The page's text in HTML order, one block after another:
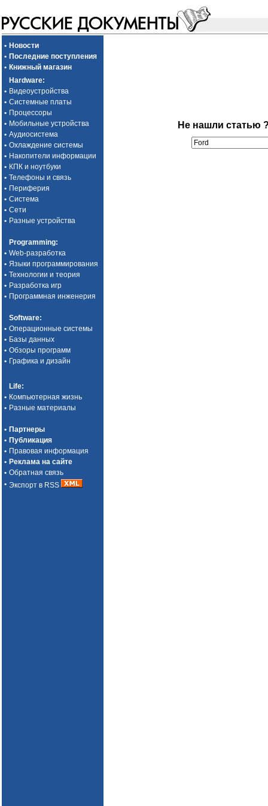
• Новости
• Последние поступления
• Книжный магазин
Hardware:
• Видеоустройства
• Системные платы
• Процессоры
• Мобильные устройства
• Аудиосистема
• Охлаждение системы
• Накопители информации
• КПК и ноутбуки
• Телефоны и связь
• Периферия
• Система
• Сети
• Разные устройства
Programming:
• Web-разработка
• Языки программирования
• Технологии и теория
• Разработка игр
• Программная инженерия
Software:
• Операционные системы
• Базы данных
• Обзоры программ
• Графика и дизайн
Life:
• Компьютерная жизнь
• Разные материалы
• Партнеры
• Публикация
• Правовая информация
• Реклама на сайте
• Обратная связь
• Экспорт в RSS
Не нашли статью